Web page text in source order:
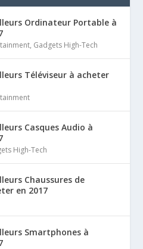
Ordinateur Portable à
, Gadgets High-Tech
Téléviseur à acheter
Casques Audio à
High-Tech
Chaussures de
en 2017
Smartphones à